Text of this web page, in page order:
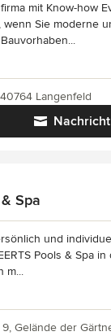
mit Know-how
wenn Sie moderne
Nachricht
Langenfeld
Spa
und
Pools & Spa
m...
Gelände der